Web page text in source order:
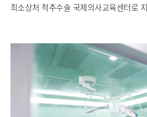
영상의학과
임상약리학과
최소상처 척추수술 국제의사교육센터로